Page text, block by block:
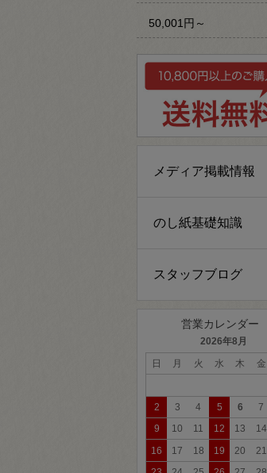
50,001円～
メディア掲載情報
のし紙基礎知識
スタッフブログ
営業カレンダー
2026年8月
日 月 火 水 木 金
2
3 4 5 6 7
9
10 11 12 13 14
16
17 18 19 20 21